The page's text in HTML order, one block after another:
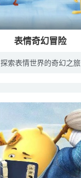
表情奇幻冒险
探索表情世界的奇幻之旅